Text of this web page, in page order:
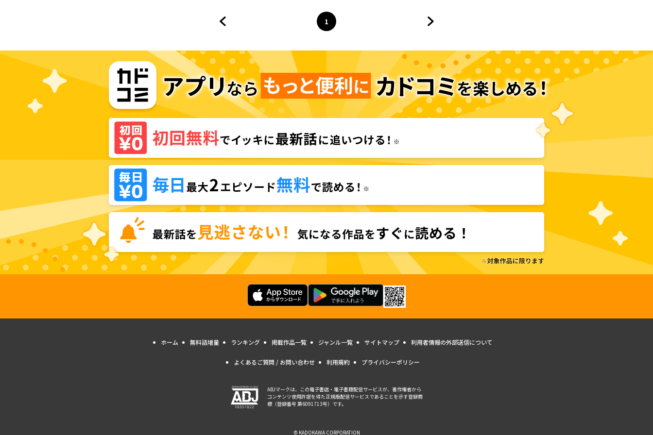
ページ
1
へ
ホーム 無料話増量 ランキング 掲載作品一覧 ジャンル一覧 サイトマップ 利用者情報の外部送信について
よくあるご質問 / お問い合わせ 利用規約 プライバシーポリシー
ABJマークは、この電子書店・電子書籍配信サービスが、著作権者から
コンテンツ使用許諾を得た正規版配信サービスであることを示す登録商
標（登録番号 第6091713号）です。
© KADOKAWA CORPORATION